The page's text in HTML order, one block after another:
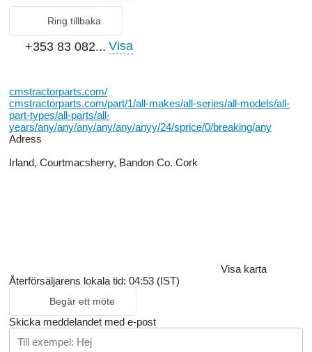
Ring tillbaka
+353 83 082... Visa
cmstractorparts.com/
cmstractorparts.com/part/1/all-makes/all-series/all-models/all-
part-types/all-parts/all-
years/any/any/any/any/any/anyy/24/sprice/0/breaking/any
Adress
Irland, Courtmacsherry, Bandon Co. Cork
Visa karta
Återförsäljarens lokala tid: 04:53 (IST)
Begär ett möte
Skicka meddelandet med e-post